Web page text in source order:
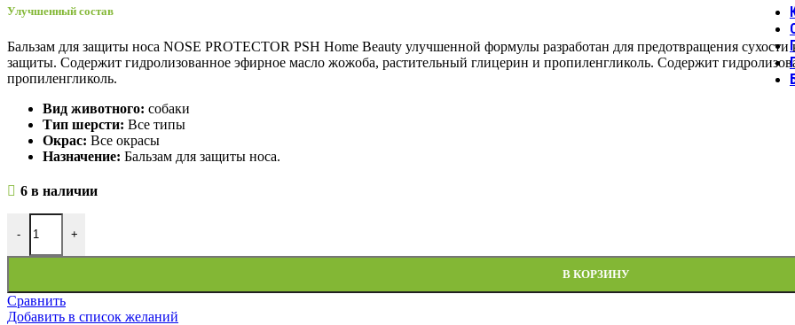
Улучшенный состав
Бальзам для защиты носа NOSE PROTECTOR PSH Home Beauty улучшенной формулы разработан для предотвращения
защиты. Содержит гидролизованное эфирное масло жожоба, растительный глицерин и пропиленгликоль. Содержит
пропиленгликоль.
Вид животного: собаки
Тип шерсти: Все типы
Окрас: Все окрасы
Назначение: Бальзам для защиты носа.
6 в наличии
- +
В КОРЗИНУ
Сравнить
Добавить в список желаний